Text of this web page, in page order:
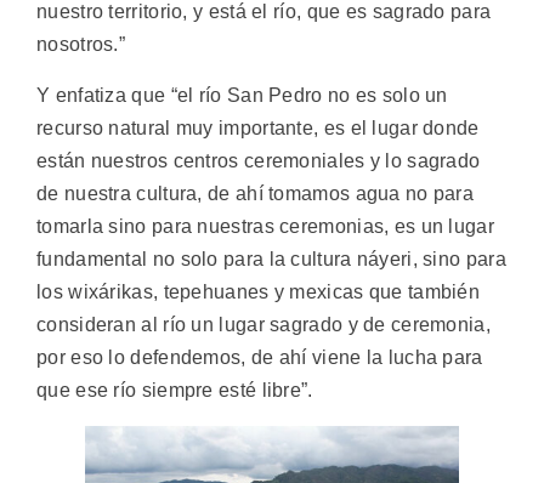
nuestro territorio, y está el río, que es sagrado para
nosotros.”
Y enfatiza que “el río San Pedro no es solo un
recurso natural muy importante, es el lugar donde
están nuestros centros ceremoniales y lo sagrado
de nuestra cultura, de ahí tomamos agua no para
tomarla sino para nuestras ceremonias, es un lugar
fundamental no solo para la cultura náyeri, sino para
los wixárikas, tepehuanes y mexicas que también
consideran al río un lugar sagrado y de ceremonia,
por eso lo defendemos, de ahí viene la lucha para
que ese río siempre esté libre”.